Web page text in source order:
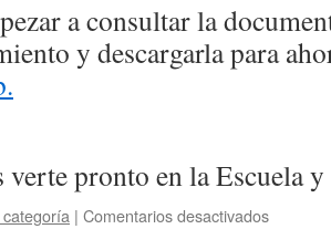
a consultar la
y descargarla para
verte pronto en la Escuela y
| Comentarios desactivadosen